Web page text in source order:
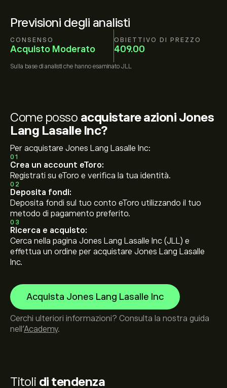
Previsioni degli analisti
CONSENSO
Acquisto Moderato
OBIETTIVO DI PREZZO
409.00
Sulla base di analisti che hanno esaminato JLL
Titoli di tendenza
Come posso acquistare azioni Jones
Lang Lasalle Inc?
Per acquistare Jones Lang Lasalle Inc:
01
Crea un account eToro:
Registrati su eToro e verifica la tua identità.
02
Deposita fondi:
Deposita fondi sul tuo conto eToro utilizzando il tuo
metodo di pagamento preferito.
03
Ricerca e acquisto:
Cerca nella pagina Jones Lang Lasalle Inc (JLL) e
effettua un ordine per acquistare Jones Lang Lasalle
Inc.
Acquista Jones Lang Lasalle Inc
Cerchi ulteriori informazioni? Consulta la nostra guida
nell’Academy.